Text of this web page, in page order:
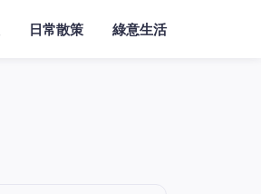
日常散策 綠意生活